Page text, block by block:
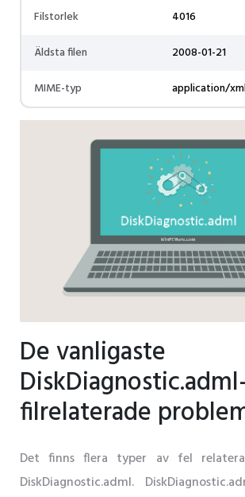
Filstorlek
4016
Äldsta filen
2008-01-21
MIME-typ
application/
De vanligaste
filrelaterade
Det finns flera typer av fel
DiskDiagnostic.adml.